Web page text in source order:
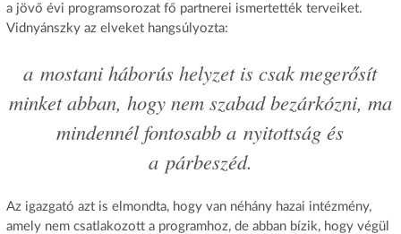
a jövő évi programsorozat fő partnerei ismertették terveiket.
Vidnyánszky az elveket hangsúlyozta:
a mostani háborús helyzet is csak megerősít
minket abban, hogy nem szabad bezárkózni, ma
mindennél fontosabb a nyitottság és
a párbeszéd.
Az igazgató azt is elmondta, hogy van néhány hazai intézmény,
amely nem csatlakozott a programhoz, de abban bízik, hogy végül